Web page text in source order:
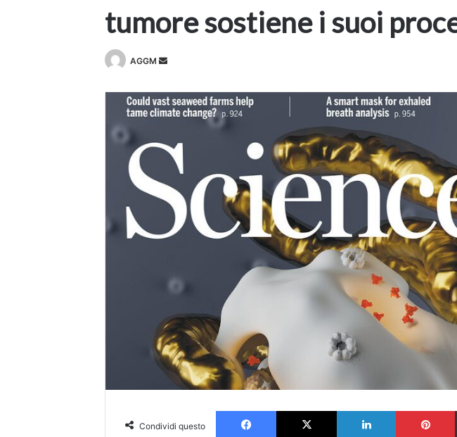
tumore sostiene i suoi
AGGM
Invia
Condividi questo
Facebook X LinkedIn